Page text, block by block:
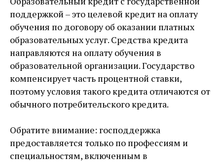
поддержкой – это целевой кредит на оплату
обучения по договору об оказании платных
образовательных услуг. Средства кредита
направляются на оплату обучения в
образовательной организации. Государство
компенсирует часть процентной ставки,
поэтому условия такого кредита отличаются от
обычного потребительского кредита.
Обратите внимание: господдержка
предоставляется только по профессиям и
специальностям, включенным в